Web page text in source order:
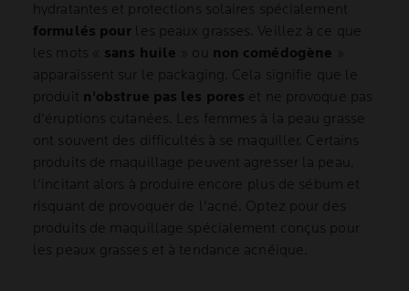
hydratantes et protections solaires spécialement
formulés pour les peaux grasses. Veillez à ce que
les mots « sans huile » ou non comédogène
apparaissent sur le packaging. Cela signifie que le
produit n'obstrue pas les pores et ne provoque pas
d'éruptions cutanées. Les femmes à la peau grasse
ont souvent des difficultés à se maquiller. Certains
produits de maquillage peuvent agresser la peau,
l'incitant alors à produire encore plus de sébum et
risquant de provoquer de l'acné. Optez pour des
produits de maquillage spécialement conçus pour
les peaux grasses et à tendance acnéique.